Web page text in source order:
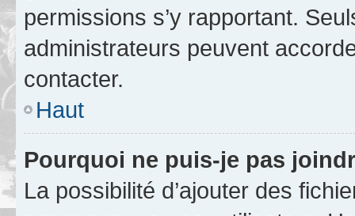
permissions s’y rapportant.
administrateurs peuvent
contacter.
Haut
Pourquoi ne puis-je pas
La possibilité d’ajouter des